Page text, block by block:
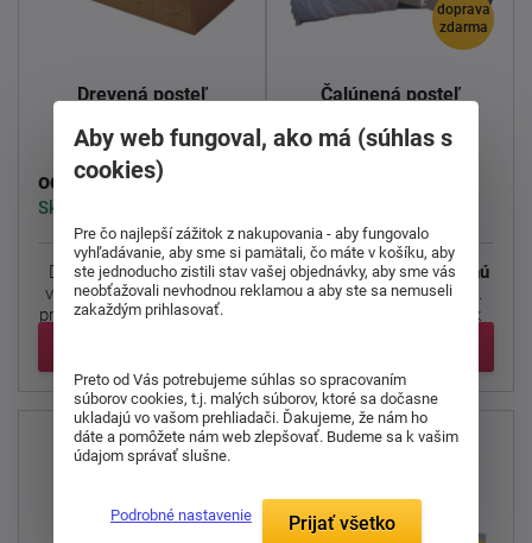
Drevená posteľ
od 432,00 €
Skladom > 5 ks
Drevená posteľ Rango s
veľkým deleným úložným
priestorom a zasúvacím ...
doprava
zdarma
Čalúnená posteľ
Predstavujeme skutočnú
kontinentálnu posteľ
pre spánok
Aby web fungoval, ako má (súhlas s
cookies)
Pre čo najlepší zážitok z nakupovania - aby fungovalo
vyhľadávanie, aby sme si pamätali, čo máte v košíku, aby
ste jednoducho zistili stav vašej objednávky, aby sme vás
neobťažovali nevhodnou reklamou a aby ste sa nemuseli
zakaždým prihlasovať.
Preto od Vás potrebujeme súhlas so spracovaním
súborov cookies, t.j. malých súborov, ktoré sa dočasne
ukladajú vo vašom prehliadači. Ďakujeme, že nám ho
dáte a pomôžete nám web zlepšovať. Budeme sa k vašim
údajom správať slušne.
Podrobné nastavenie Prijať všetko